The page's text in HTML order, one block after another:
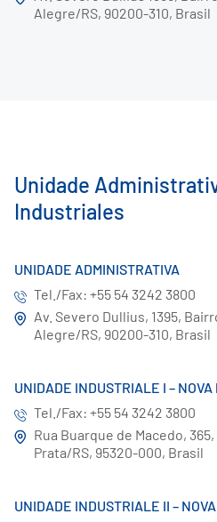
Alegre/RS, 90200-310, Brasil
Unidade
Industriales
UNIDADE ADMINISTRATIVA
Tel./Fax: +55 54 3242 3800
Av. Severo Dullius, 1395,
Alegre/RS, 90200-310, Brasil
UNIDADE INDUSTRIALE I – NOVA
Tel./Fax: +55 54 3242 3800
Rua Buarque de Macedo,
Prata/RS, 95320-000, Brasil
UNIDADE INDUSTRIALE II –